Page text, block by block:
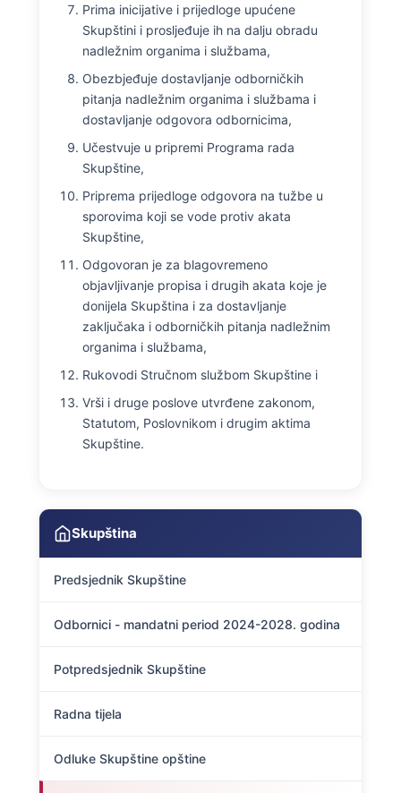
Prima inicijative i prijedloge upućene
Skupštini i prosljeđuje ih na dalju obradu
nadležnim organima i službama,
Obezbjeđuje dostavljanje odborničkih
pitanja nadležnim organima i službama i
dostavljanje odgovora odbornicima,
Učestvuje u pripremi Programa rada
Skupštine,
Priprema prijedloge odgovora na tužbe u
sporovima koji se vode protiv akata
Skupštine,
Odgovoran je za blagovremeno
objavljivanje propisa i drugih akata koje je
donijela Skupština i za dostavljanje
zaključaka i odborničkih pitanja nadležnim
organima i službama,
Rukovodi Stručnom službom Skupštine i
Vrši i druge poslove utvrđene zakonom,
Statutom, Poslovnikom i drugim aktima
Skupštine.
Skupština
Predsjednik Skupštine
Odbornici - mandatni period 2024-2028. godina
Potpredsjednik Skupštine
Radna tijela
Odluke Skupštine opštine